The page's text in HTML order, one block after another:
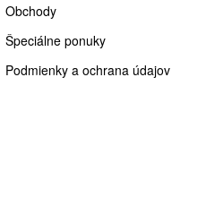
Obchody
Špeciálne ponuky
Podmienky a ochrana údajov